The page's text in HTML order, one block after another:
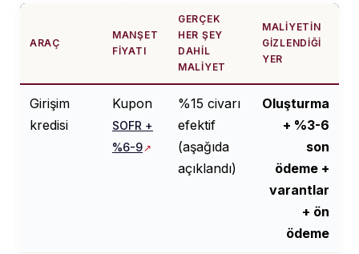
ARAÇ
MANŞET
FIYATI
GERÇEK
HER ŞEY
DAHIL
MALIYET
MALIYETIN
GIZLENDIĞI
YER
Girişim
kredisi
Kupon
SOFR +
%6-9
%15 civarı
efektif
(aşağıda
açıklandı)
Oluşturma
+ %3-6
son
ödeme +
varantlar
+ ön
ödeme